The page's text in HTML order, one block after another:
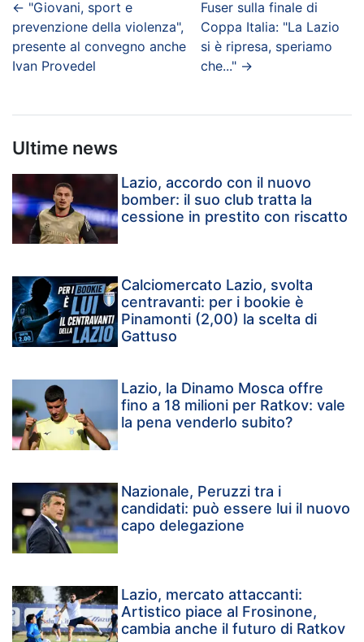
← "Giovani, sport e
prevenzione della violenza",
presente al convegno anche
Ivan Provedel
Fuser sulla finale di
Coppa Italia: "La Lazio
si è ripresa, speriamo
che..."→
Ultime news
Lazio, accordo con il nuovo
bomber: il suo club tratta la
cessione in prestito con riscatto
Calciomercato Lazio, svolta
centravanti: per i bookie è
Pinamonti (2,00) la scelta di
Gattuso
Lazio, la Dinamo Mosca offre
fino a 18 milioni per Ratkov: vale
la pena venderlo subito?
Nazionale, Peruzzi tra i
candidati: può essere lui il nuovo
capo delegazione
Lazio, mercato attaccanti:
Artistico piace al Frosinone,
cambia anche il futuro di Ratkov